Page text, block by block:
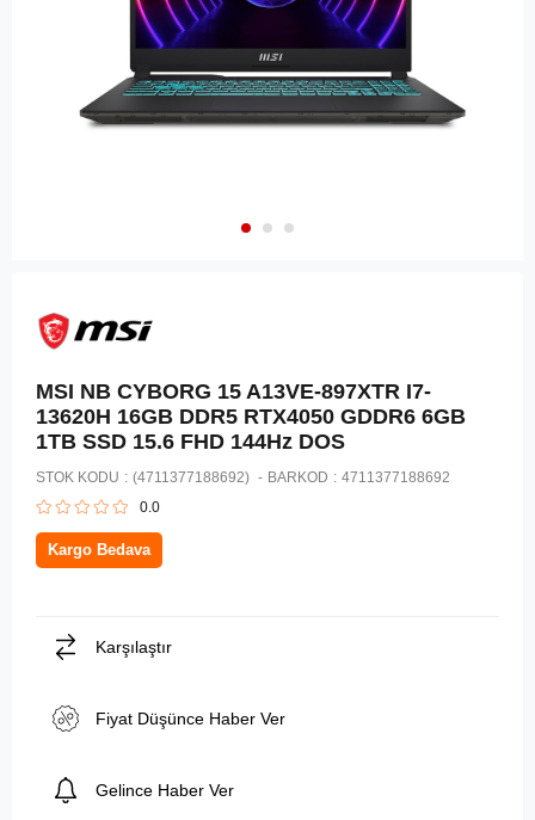
MSI NB CYBORG 15 A13VE-897XTR I7-
13620H 16GB DDR5 RTX4050 GDDR6 6GB
1TB SSD 15.6 FHD 144Hz DOS
STOK KODU (4711377188692) BARKOD : 4711377188692
0.0
Kargo Bedava
Karşılaştır
Fiyat Düşünce Haber Ver
Gelince Haber Ver